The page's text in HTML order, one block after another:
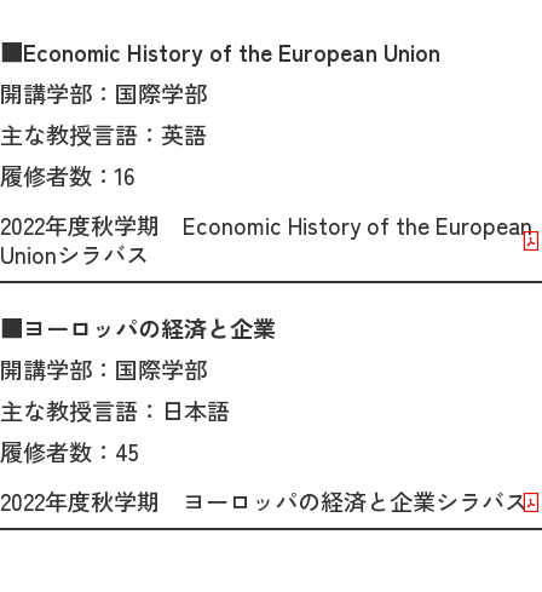
■Economic History of the European Union
開講学部：国際学部
主な教授言語：英語
履修者数：16
2022年度秋学期 Economic History of the European
Unionシラバス
■ヨーロッパの経済と企業
開講学部：国際学部
主な教授言語：日本語
履修者数：45
2022年度秋学期 ヨーロッパの経済と企業シラバス